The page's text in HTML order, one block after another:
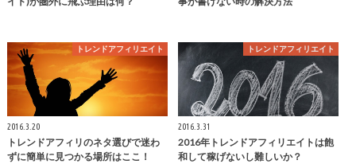
トレンドアフィリエイト
2016.3.20
トレンドアフィリのネタ選びで迷わ
ずに簡単に見つかる場所はここ！
トレンドアフィリエイト
2016.3.31
2016年トレンドアフィリエイトは飽
和して稼げないし難しいか？